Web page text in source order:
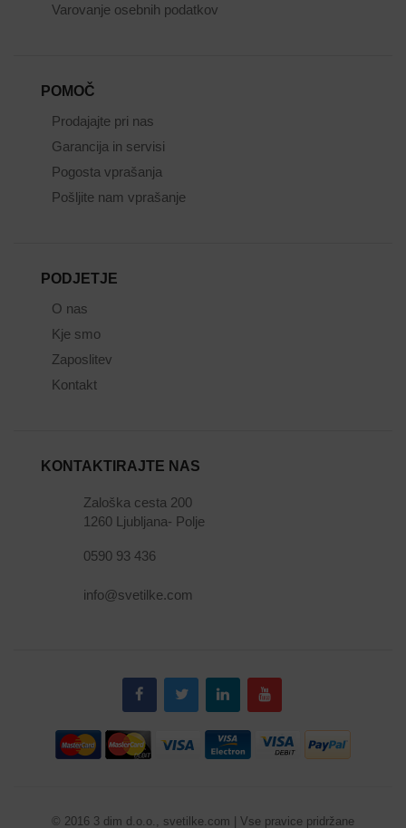
Varovanje osebnih podatkov
POMOČ
Prodajajte pri nas
Garancija in servisi
Pogosta vprašanja
Pošljite nam vprašanje
PODJETJE
O nas
Kje smo
Zaposlitev
Kontakt
KONTAKTIRAJTE NAS
Zaloška cesta 200
1260 Ljubljana- Polje
0590 93 436
info@svetilke.com
© 2016 3 dim d.o.o., svetilke.com | Vse pravice pridržane